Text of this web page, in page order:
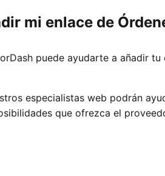
mi enlace de
puede ayudarte a añadir tu
especialistas web podrán
que ofrezca el